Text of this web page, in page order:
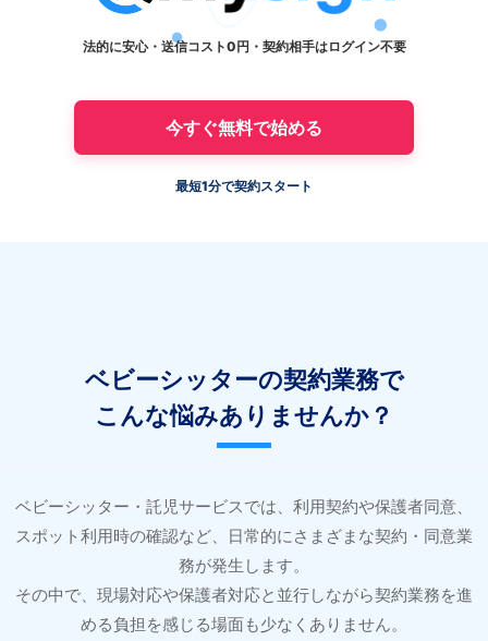
法的に安心・送信コスト0円・契約相手はログイン不要
今すぐ無料で始める
最短1分で契約スタート
ベビーシッターの契約業務で
こんな悩みありませんか？
ベビーシッター・託児サービスでは、利用契約や保護者同意、
スポット利用時の確認など、日常的にさまざまな契約・同意業
務が発生します。
その中で、現場対応や保護者対応と並行しながら契約業務を進
める負担を感じる場面も少なくありません。